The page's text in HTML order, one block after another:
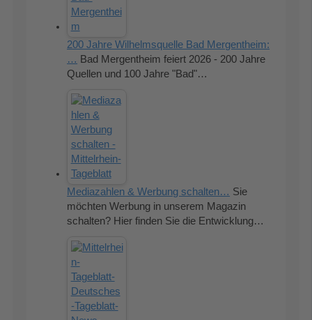
200 Jahre Wilhelmsquelle Bad Mergentheim:
… Bad Mergentheim feiert 2026 - 200 Jahre
Quellen und 100 Jahre "Bad"…
Mediazahlen & Werbung schalten… Sie
möchten Werbung in unserem Magazin
schalten? Hier finden Sie die Entwicklung…